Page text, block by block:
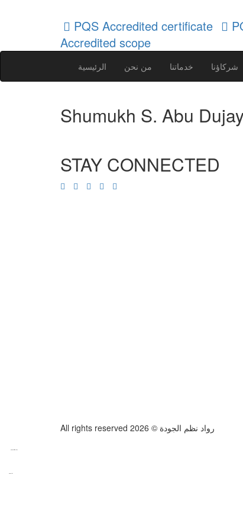
PQS Accredited certificate
Accredited scope
الرئيسية من نحن خدماتنا شركاؤنا
Shumukh S. Abu
STAY CONNECTED
All rights reserved رواد نظم الجودة © 2026